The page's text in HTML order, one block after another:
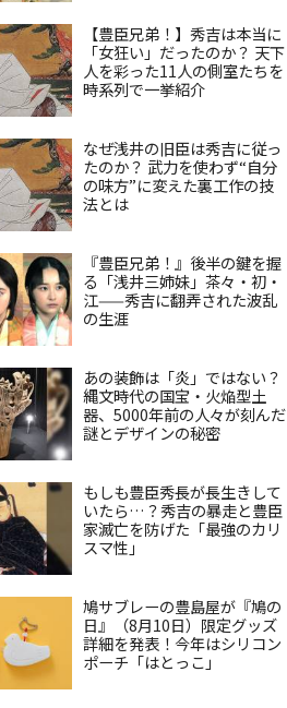
【豊臣兄弟！】秀吉は本当に
「女狂い」だったのか？ 天下
人を彩った11人の側室たちを
時系列で一挙紹介
なぜ浅井の旧臣は秀吉に従っ
たのか？ 武力を使わず“自分
の味方”に変えた裏工作の技
法とは
『豊臣兄弟！』後半の鍵を握
る「浅井三姉妹」茶々・初・
江——秀吉に翻弄された波乱
の生涯
あの装飾は「炎」ではない？
縄文時代の国宝・火焔型土
器、5000年前の人々が刻んだ
謎とデザインの秘密
もしも豊臣秀長が長生きして
いたら…？秀吉の暴走と豊臣
家滅亡を防げた「最強のカリ
スマ性」
鳩サブレーの豊島屋が『鳩の
日』（8月10日）限定グッズ
詳細を発表！今年はシリコン
ポーチ「はとっこ」